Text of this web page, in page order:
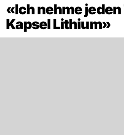
«Ich nehme jeden
Kapsel Lithium»